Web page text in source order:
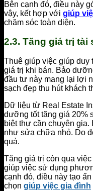
Bên cạnh đó, điều này
vậy, kết hợp với giúp
chăm sóc toàn diện.
2.3. Tăng giá trị tài
Thuê giúp việc giúp duy
giá trị khi bán. Bảo
đầu tư này mang lại lợi
sạch đẹp thu hút khách
Dữ liệu từ Real Estate
dưỡng tốt tăng giá 20%
biệt thự cần chuyên
như sửa chữa nhỏ. Do
quả.
Tăng giá trị còn qua
giúp việc sử dụng
cạnh đó, điều này tạo
chọn giúp việc gia đình